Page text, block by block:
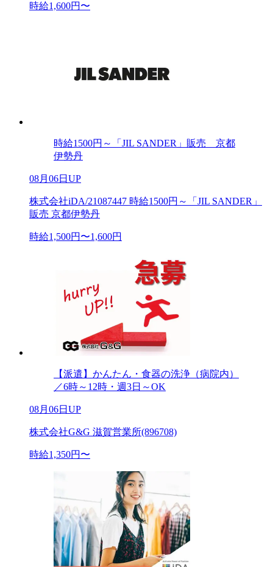
時給1,600円〜
時給1500円～「JIL SANDER」販売 京都
伊勢丹
08月06日UP
株式会社iDA/21087447 時給1500円～「JIL SANDER」
販売 京都伊勢丹
時給1,500円〜1,600円
【派遣】かんたん・食器の洗浄（病院内）
／6時～12時・週3日～OK
08月06日UP
株式会社G&G 滋賀営業所(896708)
時給1,350円〜